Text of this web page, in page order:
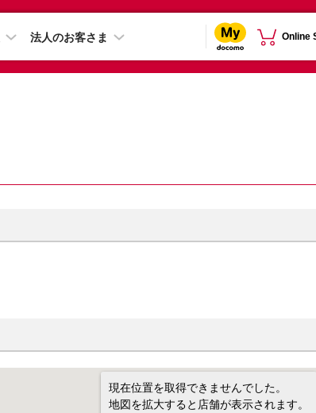
法人のお客さま Online
現在位置を取得できませんでした。
地図を拡大すると店舗が表示されます。